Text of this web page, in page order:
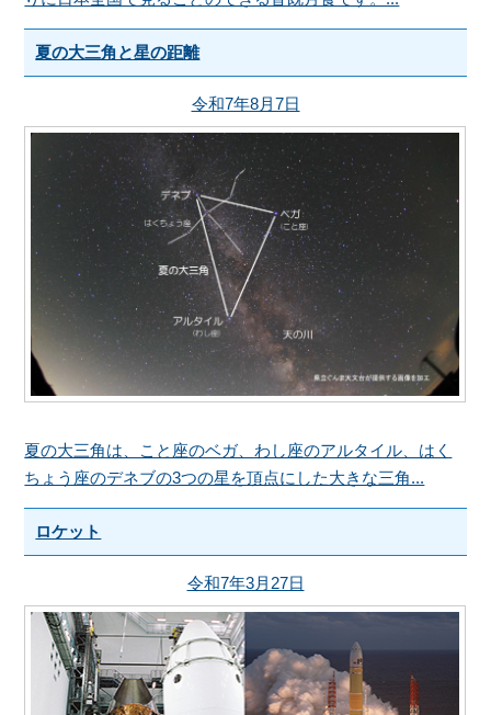
夏の大三角と星の距離
令和7年8月7日
夏の大三角は、こと座のベガ、わし座のアルタイル、はく
ちょう座のデネブの3つの星を頂点にした大きな三角...
ロケット
令和7年3月27日